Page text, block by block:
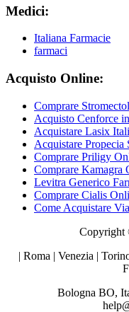
Medici:
Italiana Farmacie
farmaci
Acquisto Online:
Comprare
Acquisto Cenforce
Acquistare Lasix
Acquistare Propecia
Comprare Priligy
Comprare Kamagra
Levitra Generico
Comprare Cialis
Come Acquistare
Copyright
| Roma | Venezia |
Bologna BO,